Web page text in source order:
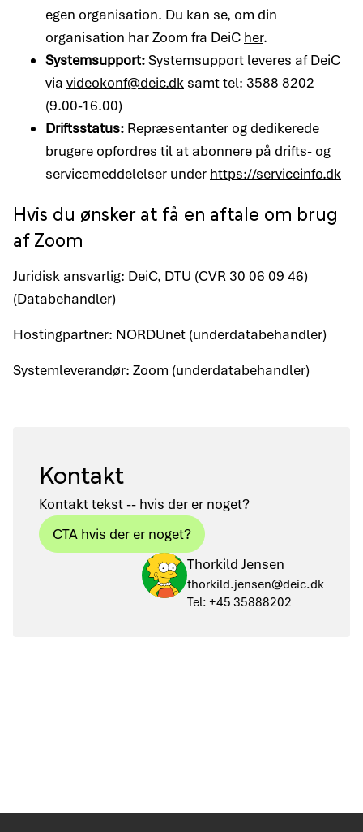
egen organisation. Du kan se, om din
organisation har Zoom fra DeiC her.
Systemsupport:Systemsupport leveres af DeiC
via videokonf@deic.dk samt tel: 3588 8202
(9.00-16.00)
Driftsstatus: Repræsentanter og dedikerede
brugere opfordres til at abonnere på drifts- og
servicemeddelelser under https://serviceinfo.dk
Hvis du ønsker at få en aftale om brug
af Zoom
Juridisk ansvarlig: DeiC, DTU (CVR 30 06 09 46)
(Databehandler)
Hostingpartner: NORDUnet (underdatabehandler)
Systemleverandør: Zoom (underdatabehandler)
Kontakt
Kontakt tekst -- hvis der er noget?
CTA hvis der er noget?
Thorkild Jensen
thorkild.jensen@deic.dk
Tel: +45 35888202